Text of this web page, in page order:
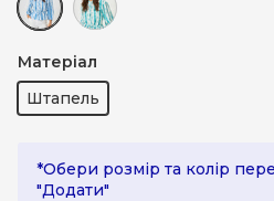
Матеріал
Штапель
*Обери розмір та колір
"Додати"